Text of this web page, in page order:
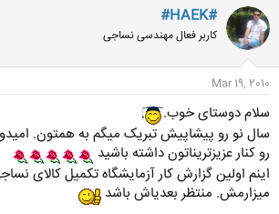
و
ع
ک
ن
د
ه
م
و
ض
و
ع
ر
ی
خ
ع
#HAEK#
کاربر فعال مهندسی نساجی
Mar 19, 2010
سلام دوستای خوب.
سال نو رو پیشاپیش تبریک میگم به همتون.
رو کنار عزیزتریناتون داشته باشید
اینم اولین گزارش کار آزمایشگاه تکمیل کالای
میزارمش. منتظر بعدیاش باشد